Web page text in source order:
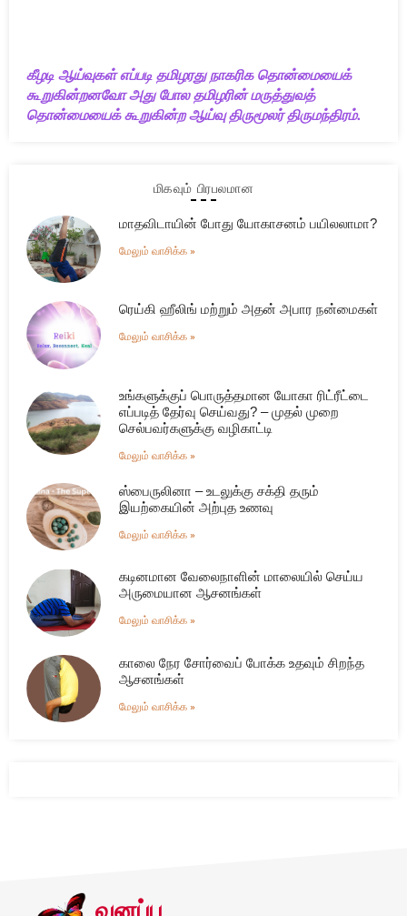
கீழடி ஆய்வுகள் எப்படி தமிழரது நாகரிக தொன்மையைக்
கூறுகின்றனவோ அது போல தமிழரின் மருத்துவத்
தொன்மையைக் கூறுகின்ற ஆய்வு திருமூலர் திருமந்திரம்.
மிகவும் பிரபலமான
மாதவிடாயின் போது யோகாசனம் பயிலலாமா?
மேலும் வாசிக்க »
ரெய்கி ஹீலிங் மற்றும் அதன் அபார நன்மைகள்
மேலும் வாசிக்க »
உங்களுக்குப் பொருத்தமான யோகா ரிட்ரீட்டை
எப்படித் தேர்வு செய்வது? – முதல் முறை
செல்பவர்களுக்கு வழிகாட்டி
மேலும் வாசிக்க »
ஸ்பைருலினா – உடலுக்கு சக்தி தரும்
இயற்கையின் அற்புத உணவு
மேலும் வாசிக்க »
கடினமான வேலைநாளின் மாலையில் செய்ய
அருமையான ஆசனங்கள்
மேலும் வாசிக்க »
காலை நேர சோர்வைப் போக்க உதவும் சிறந்த
ஆசனங்கள்
மேலும் வாசிக்க »